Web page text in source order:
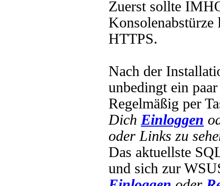
Zuerst sollte
Konsolenabstürze
HTTPS.
Nach der
unbedingt ein
Regelmäßig per
Dich Einloggen
oder Links zu
Das aktuellste
und sich zur